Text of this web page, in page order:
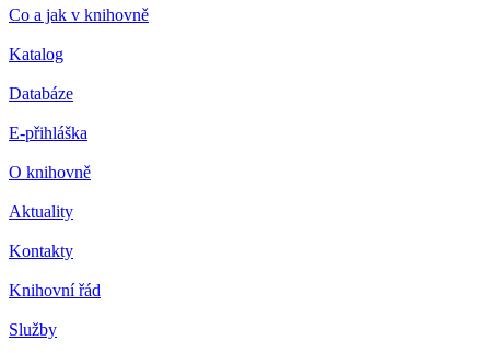
Co a jak v knihovně
Katalog
Databáze
E-přihláška
O knihovně
Aktuality
Kontakty
Knihovní řád
Služby